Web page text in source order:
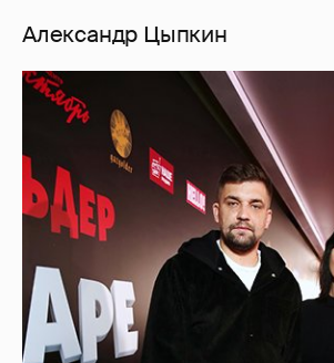
Александр Цыпкин